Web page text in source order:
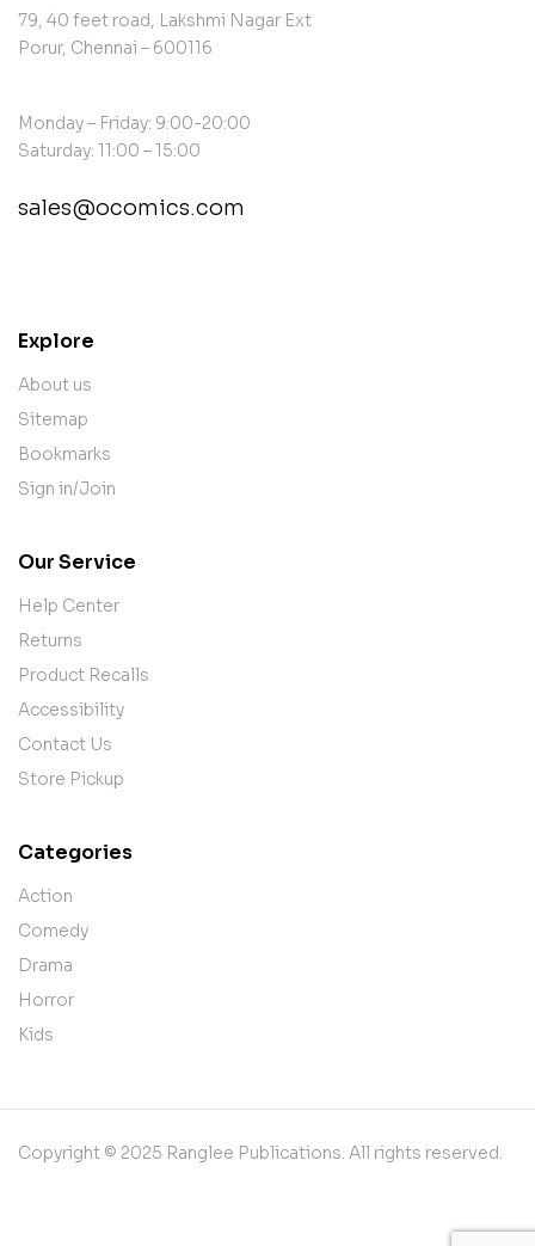
79, 40 feet road, Lakshmi Nagar Ext
Porur, Chennai – 600116
Monday – Friday: 9:00-20:00
Saturday: 11:00 – 15:00
sales@ocomics.com
Explore
About us
Sitemap
Bookmarks
Sign in/Join
Our Service
Help Center
Returns
Product Recalls
Accessibility
Contact Us
Store Pickup
Categories
Action
Comedy
Drama
Horror
Kids
Copyright © 2025 Ranglee Publications. All rights reserved.